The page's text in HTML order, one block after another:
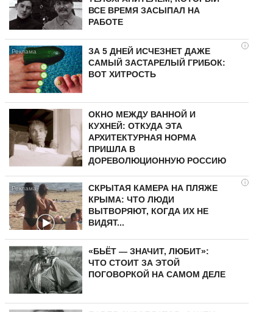
ВСЕ ВРЕМЯ ЗАСЫПАЛ НА
РАБОТЕ
i
ЗА 5 ДНЕЙ ИСЧЕЗНЕТ ДАЖЕ
САМЫЙ ЗАСТАРЕЛЫЙ ГРИБОК:
ВОТ ХИТРОСТЬ
ОКНО МЕЖДУ ВАННОЙ И
КУХНЕЙ: ОТКУДА ЭТА
АРХИТЕКТУРНАЯ НОРМА
ПРИШЛА В
ДОРЕВОЛЮЦИОННУЮ РОССИЮ
i
СКРЫТАЯ КАМЕРА НА ПЛЯЖЕ
КРЫМА: ЧТО ЛЮДИ
ВЫТВОРЯЮТ, КОГДА ИХ НЕ
ВИДЯТ...
«БЬЁТ — ЗНАЧИТ, ЛЮБИТ»:
ЧТО СТОИТ ЗА ЭТОЙ
ПОГОВОРКОЙ НА САМОМ ДЕЛЕ